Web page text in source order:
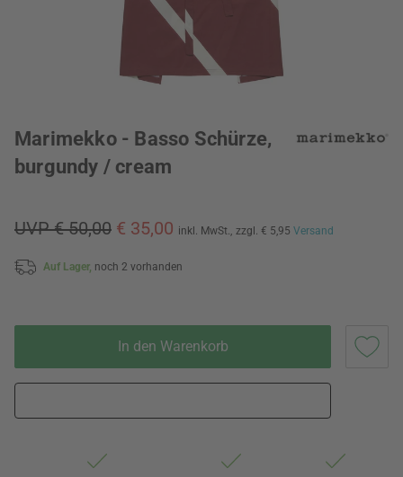
Marimekko - Basso Schürze,
burgundy / cream
UVP € 50,00 € 35,00 inkl. MwSt., zzgl. € 5,95 Versand
Auf Lager, noch 2 vorhanden
In den Warenkorb